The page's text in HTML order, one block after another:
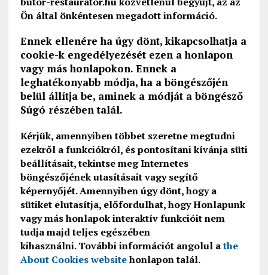
Ön által önkéntesen megadott információ.
Ennek ellenére ha úgy dönt, kikapcsolhatja a
cookie-k engedélyezését ezen a honlapon
vagy más honlapokon. Ennek a
leghatékonyabb módja, ha a böngészőjén
belül állítja be, aminek a módját a böngésző
Súgó részében talál.
Kérjük, amennyiben többet szeretne megtudni
ezekről a funkciókról, és pontosítani kívánja süti
beállításait, tekintse meg Internetes
böngészőjének utasításait vagy segítő
képernyőjét. Amennyiben úgy dönt, hogy a
sütiket elutasítja, előfordulhat, hogy Honlapunk
vagy más honlapok interaktív funkcióit nem
tudja majd teljes egészében
kihasználni. További információt angolul athe
About Cookies websitehonlapon talál.